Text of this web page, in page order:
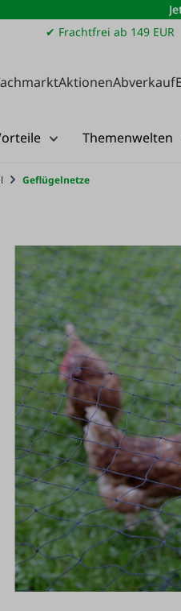
✔ Frachtfrei ab 149 EUR
AktionenAbverkauf
Themenwelten
Geflügelnetze